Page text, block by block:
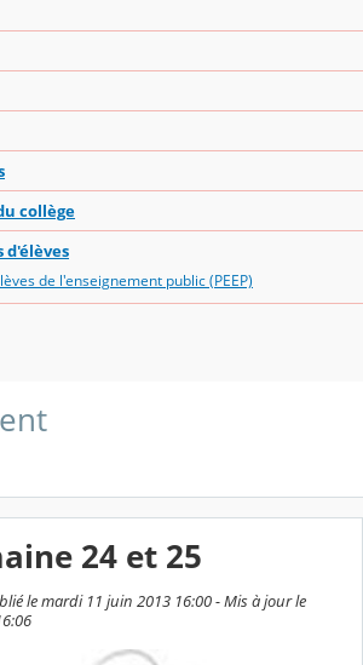
collège
d'élèves
de l'enseignement public (PEEP)
24 et 25
le mardi 11 juin 2013 16:00 - Mis à jour le